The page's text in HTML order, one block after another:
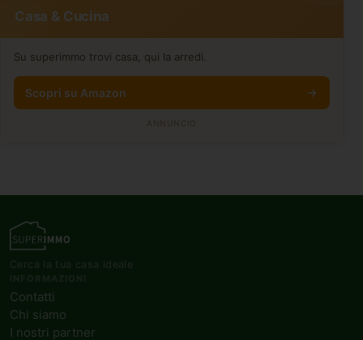
Casa & Cucina
Su superimmo trovi casa, qui la arredi.
Scopri su Amazon
ANNUNCIO
Cerca la tua casa ideale
Contatti
Chi siamo
I nostri partner